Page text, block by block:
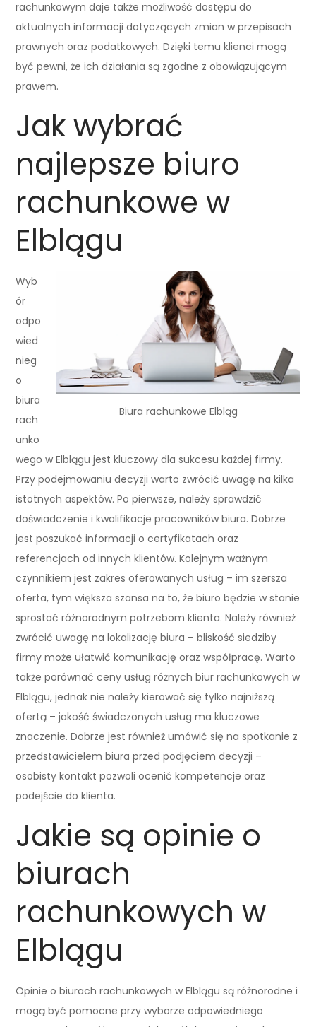
rachunkowym daje także możliwość dostępu do
aktualnych informacji dotyczących zmian w przepisach
prawnych oraz podatkowych. Dzięki temu klienci mogą
być pewni, że ich działania są zgodne z obowiązującym
prawem.
Jak wybrać
najlepsze biuro
rachunkowe w
Elblągu
Biura rachunkowe Elbląg
Wyb
ór
odpo
wied
nieg
o
biura
rach
unko
wego w Elblągu jest kluczowy dla sukcesu każdej firmy.
Przy podejmowaniu decyzji warto zwrócić uwagę na kilka
istotnych aspektów. Po pierwsze, należy sprawdzić
doświadczenie i kwalifikacje pracowników biura. Dobrze
jest poszukać informacji o certyfikatach oraz
referencjach od innych klientów. Kolejnym ważnym
czynnikiem jest zakres oferowanych usług – im szersza
oferta, tym większa szansa na to, że biuro będzie w stanie
sprostać różnorodnym potrzebom klienta. Należy również
zwrócić uwagę na lokalizację biura – bliskość siedziby
firmy może ułatwić komunikację oraz współpracę. Warto
także porównać ceny usług różnych biur rachunkowych w
Elblągu, jednak nie należy kierować się tylko najniższą
ofertą – jakość świadczonych usług ma kluczowe
znaczenie. Dobrze jest również umówić się na spotkanie z
przedstawicielem biura przed podjęciem decyzji –
osobisty kontakt pozwoli ocenić kompetencje oraz
podejście do klienta.
Jakie są opinie o
biurach
rachunkowych w
Elblągu
Opinie o biurach rachunkowych w Elblągu są różnorodne i
mogą być pomocne przy wyborze odpowiedniego